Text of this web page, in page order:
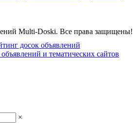
Multi-Doski. Все права защищены!
×